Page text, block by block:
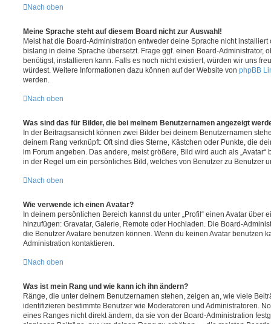
Nach oben
Meine Sprache steht auf diesem Board nicht zur Auswahl!
Meist hat die Board-Administration entweder deine Sprache nicht
bislang in deine Sprache übersetzt. Frage ggf. einen Board-Administrator,
benötigst, installieren kann. Falls es noch nicht existiert, würden wir uns
würdest. Weitere Informationen dazu können auf der Website von phpBB
werden.
Nach oben
Was sind das für Bilder, die bei meinem Benutzernamen angezeigt
In der Beitragsansicht können zwei Bilder bei deinem Benutzernamen
deinem Rang verknüpft: Oft sind dies Sterne, Kästchen oder Punkte, die
im Forum angeben. Das andere, meist größere, Bild wird auch als
in der Regel um ein persönliches Bild, welches von Benutzer zu Benutzer
Nach oben
Wie verwende ich einen Avatar?
In deinem persönlichen Bereich kannst du unter „Profil“ einen Avatar über
hinzufügen: Gravatar, Galerie, Remote oder Hochladen. Die Board-
die Benutzer Avatare benutzen können. Wenn du keinen Avatar benutzen
Administration kontaktieren.
Nach oben
Was ist mein Rang und wie kann ich ihn ändern?
Ränge, die unter deinem Benutzernamen stehen, zeigen an, wie viele
identifizieren bestimmte Benutzer wie Moderatoren und Administratoren.
eines Ranges nicht direkt ändern, da sie von der Board-Administration